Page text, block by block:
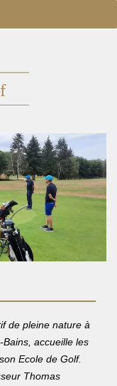
de pleine nature à
accueille les
Ecole de Golf.
Thomas